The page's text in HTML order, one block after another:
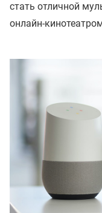
стать отличной
онлайн-